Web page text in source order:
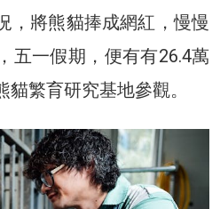
，將熊貓捧成網紅，慢慢
五一假期，便有有26.4萬
繁育研究基地參觀。